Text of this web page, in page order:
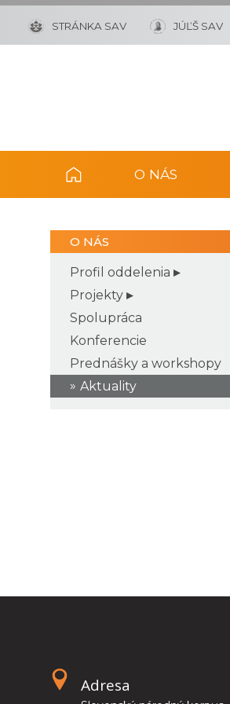
STRÁNKA SAV JÚĽŠ SAV
O NÁS
O NÁS
Profil oddelenia
Projekty
Spolupráca
Konferencie
Prednášky a workshopy
Aktuality
Adresa